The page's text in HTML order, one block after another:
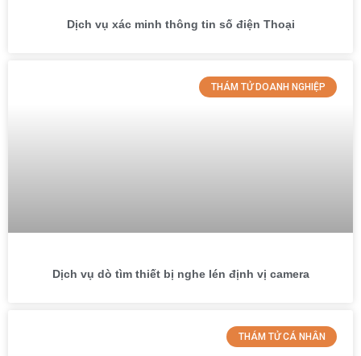
Dịch vụ xác minh thông tin số điện Thoại
THÁM TỬ DOANH NGHIỆP
Dịch vụ dò tìm thiết bị nghe lén định vị camera
THÁM TỬ CÁ NHÂN